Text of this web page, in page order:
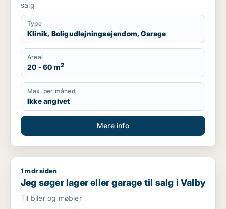
salg
Type
Klinik, Boligudlejningsejendom, Garage
Areal
20 - 60 m2
Max. per måned
Ikke angivet
Mere info
Jeg søger lager eller garage til salg i Valby
1 mdr siden
Jeg søger lager eller garage til salg i Valby
Til biler og møbler